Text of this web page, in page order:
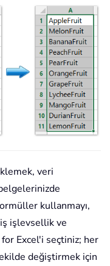
veri
kullanmayı,
işlevsellik ve
Excel'i seçtiniz; her
değiştirmek için